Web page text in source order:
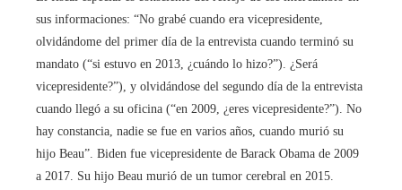
sus informaciones: “No grabé cuando era vicepresidente,
olvidándome del primer día de la entrevista cuando terminó su
mandato (“si estuvo en 2013, ¿cuándo lo hizo?”). ¿Será
vicepresidente?”), y olvidándose del segundo día de la entrevista
cuando llegó a su oficina (“en 2009, ¿eres vicepresidente?”). No
hay constancia, nadie se fue en varios años, cuando murió su
hijo Beau”. Biden fue vicepresidente de Barack Obama de 2009
a 2017. Su hijo Beau murió de un tumor cerebral en 2015.